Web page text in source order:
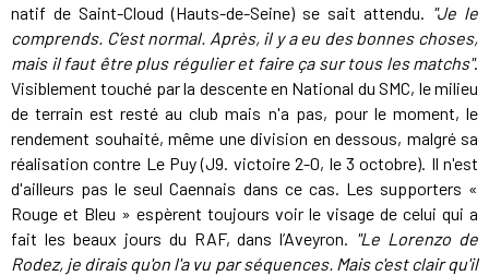
natif de Saint-Cloud (Hauts-de-Seine) se sait attendu. "Je le
comprends. C’est normal. Après, il y a eu des bonnes choses,
mais il faut être plus régulier et faire ça sur tous les matchs".
Visiblement touché par la descente en National du SMC, le milieu
de terrain est resté au club mais n'a pas, pour le moment, le
rendement souhaité, même une division en dessous, malgré sa
réalisation contre Le Puy (J9. victoire 2-0, le 3 octobre). Il n'est
d'ailleurs pas le seul Caennais dans ce cas. Les supporters «
Rouge et Bleu » espèrent toujours voir le visage de celui qui a
fait les beaux jours du RAF, dans l’Aveyron. "Le Lorenzo de
Rodez, je dirais qu'on l'a vu par séquences. Mais c'est clair qu'il